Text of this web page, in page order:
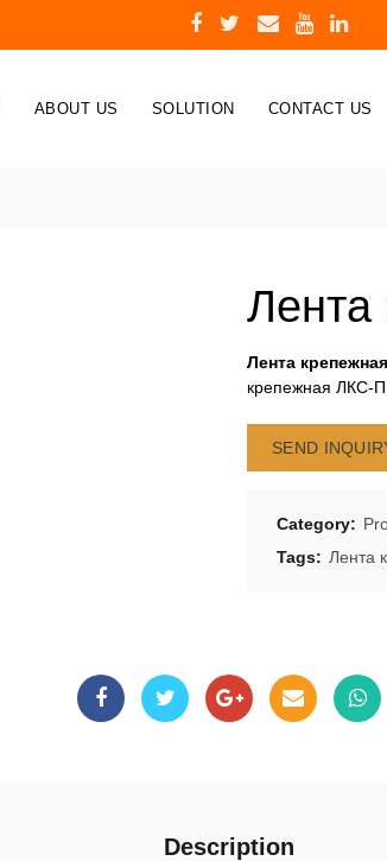
ABOUT US SOLUTION CONTACT US
Лента
крепежная ЛКС-П
SEND
Category:
Tags: Лента
Description